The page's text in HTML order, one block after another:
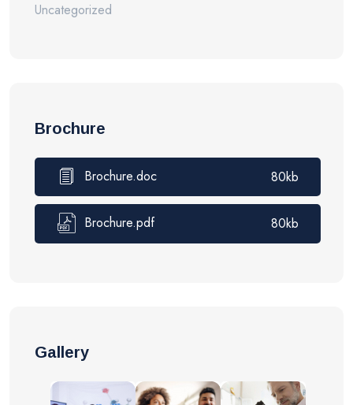
Uncategorized
Brochure
Brochure.doc 80kb
Brochure.pdf 80kb
Gallery